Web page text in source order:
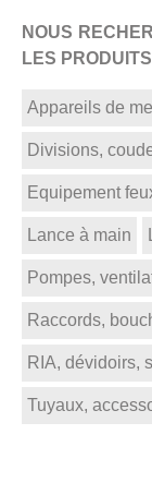
NOUS
LES
Appareils de
Divisions,
Equipement
Lance à main
Pompes,
Raccords,
RIA, dévidoirs,
Tuyaux,